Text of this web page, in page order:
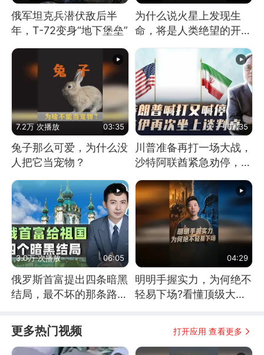
俄军坦克兵潜伏敌后半
年，T-72变身“地下堡垒”
为什么说火星上发现生
命，将是人类绝望的开
始？
7.2万 次播放 03:35
兔子那么可爱，为什么没
人把它当宠物？
07:35
川普准备再打一场大战，
沙特阿联酋紧急劝停，美
3.0万 次播放 06:05
俄罗斯首富提出四条暗黑
结局，最不坏的那条路是
04:29
明明手握实力，为何绝不
轻易下场?看懂顶级大国
更多热门视频 打开应用 查看更多